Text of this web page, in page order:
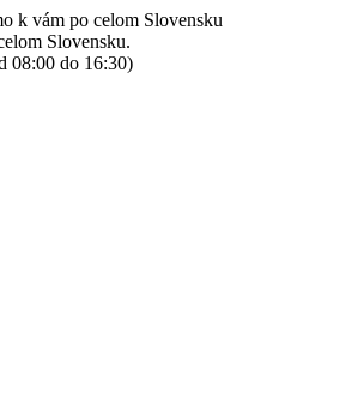
k vám po celom Slovensku
Slovensku.
08:00 do 16:30)